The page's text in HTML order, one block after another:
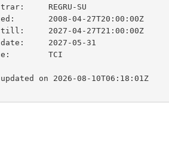
REGRU-SU
2008-04-27T20:00:00Z
till:     2027-04-27T21:00:00Z
2027-05-31
TCI
on 2026-08-10T06:18:01Z